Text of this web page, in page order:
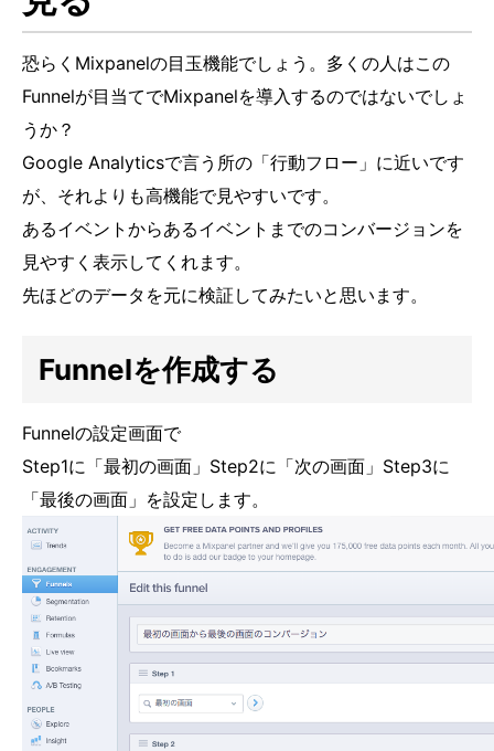
恐らくMixpanelの目玉機能でしょう。多くの人はこの
Funnelが目当てでMixpanelを導入するのではないでしょ
うか？
Google Analyticsで言う所の「行動フロー」に近いです
が、それよりも高機能で見やすいです。
あるイベントからあるイベントまでのコンバージョンを
見やすく表示してくれます。
先ほどのデータを元に検証してみたいと思います。
Funnelを作成する
Funnelの設定画面で
Step1に「最初の画面」Step2に「次の画面」Step3に
「最後の画面」を設定します。